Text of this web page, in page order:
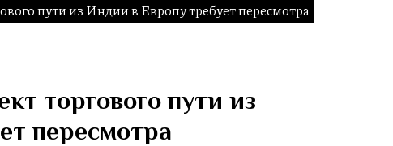
пути из Индии в Европу требует пересмотра
торгового пути из
пересмотра